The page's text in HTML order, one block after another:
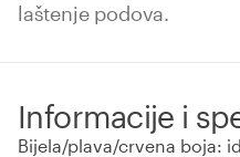
laštenje podova.
Informacije i
Bijela/plava/crvena boja: